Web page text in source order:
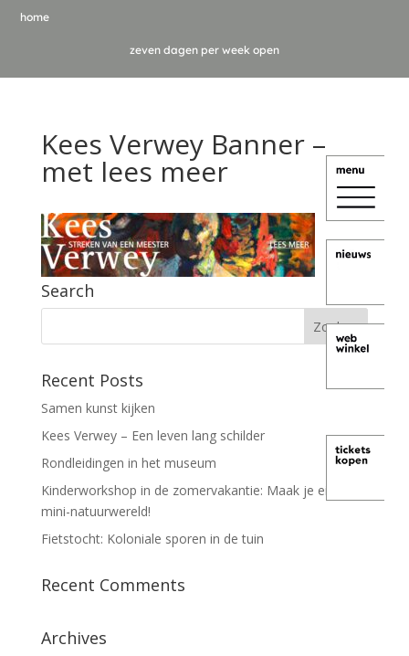
home
zeven dagen per week open
Kees Verwey Banner –
met lees meer
Search
Recent Posts
Samen kunst kijken
Kees Verwey – Een leven lang schilder
Rondleidingen in het museum
Kinderworkshop in de zomervakantie: Maak je eigen
mini-natuurwereld!
Fietstocht: Koloniale sporen in de tuin
Recent Comments
Archives